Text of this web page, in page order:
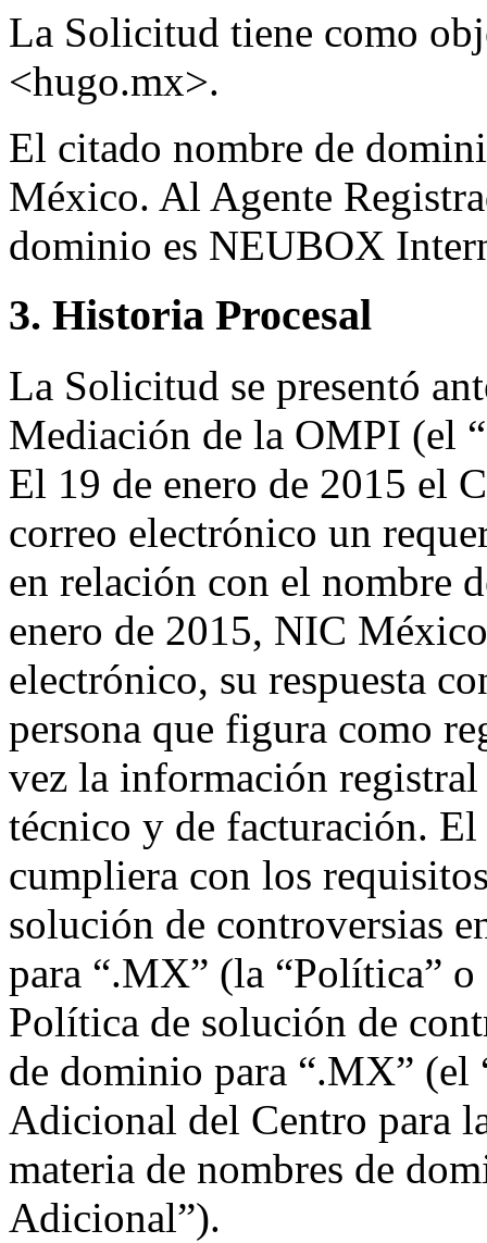
La Solicitud tiene como
<hugo.mx>.
El citado nombre de
México. Al Agente
dominio es NEUBOX
3. Historia Procesal
La Solicitud se presentó
Mediación de la OMPI (el
El 19 de enero de 2015 el
correo electrónico un
en relación con el nombre
enero de 2015, NIC
electrónico, su respuesta
persona que figura como
vez la información
técnico y de facturación.
cumpliera con los
solución de controversias
para “.MX” (la “Política”
Política de solución de
de dominio para “.MX” (el
Adicional del Centro para
materia de nombres de
Adicional”).